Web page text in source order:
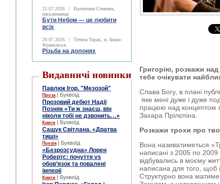
21.07.2026 |
Валентина Семеняк,
письменниця
Бути Небом ― це любити
всіх
20.07.2026 |
Тетяна Торак, м. Івано-
Франківськ
Різьба на долонях
Видавничі новинки
Павлюк Ігор. "Мезозой"
Проза | Буквоїд
Прозовий дебют Надії
Позняк «Ти ж знаєш, він
ніколи тобі не дзвонить…»
Книги | Буквоїд
Сащук Світлана. «Дратва
тиші»
Поезія | Буквоїд
«Безрозсудна» Лорен
Робертс: почуття vs
обов’язок та повалені
імперії
Книги | Буквоїд
Григорію, розкажи
тебе очікувати
Слава Богу, в плані
яке мені дуже і дуже
працюю над концептом
Захара Прілєпіна.
Розкажи трохи про
Вона називатиметься
написані з 2005 по 2009
відбувались в моєму
написана для того, щоб
Структурно вона матиме